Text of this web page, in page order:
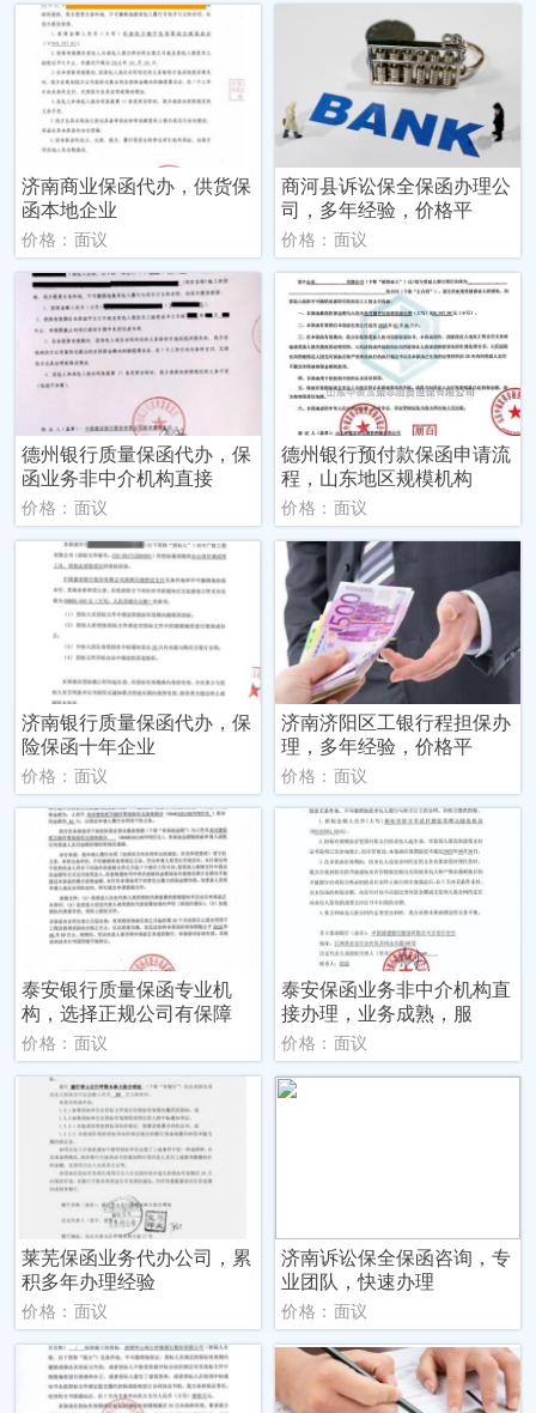
济南商业保函代办，供货保
函本地企业
价格：面议
商河县诉讼保全保函办理公
司，多年经验，价格平
价格：面议
德州银行质量保函代办，保
函业务非中介机构直接
价格：面议
德州银行预付款保函申请流
程，山东地区规模机构
价格：面议
济南银行质量保函代办，保
险保函十年企业
价格：面议
济南济阳区工银行程担保办
理，多年经验，价格平
价格：面议
泰安银行质量保函专业机
构，选择正规公司有保障
价格：面议
泰安保函业务非中介机构直
接办理，业务成熟，服
价格：面议
莱芜保函业务代办公司，累
积多年办理经验
价格：面议
济南诉讼保全保函咨询，专
业团队，快速办理
价格：面议